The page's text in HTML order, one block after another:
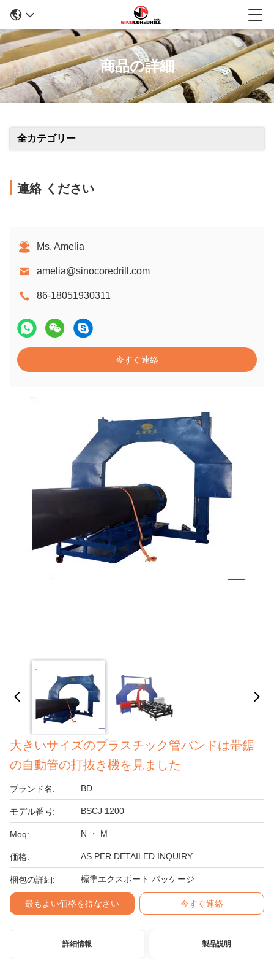
商品の詳細
全カテゴリー
連絡 ください
Ms. Amelia
amelia@sinocoredrill.com
86-18051930311
今すぐ連絡
大きいサイズのプラスチック管バンドは帯鋸
の自動管の打抜き機を見ました
ブランド名: BD
モデル番号: BSCJ 1200
Moq: N ・ M
価格: AS PER DETAILED INQUIRY
梱包の詳細: 標準エクスポート パッケージ
最もよい価格を得なさい 今すぐ連絡
詳細情報 製品説明